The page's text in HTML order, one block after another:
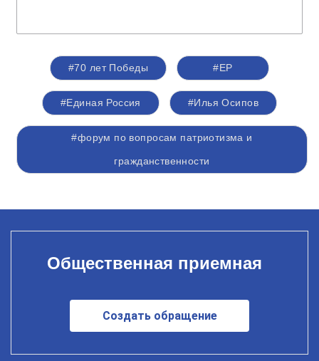
#70 лет Победы #ЕР
#Единая Россия #Илья Осипов
#форум по вопросам патриотизма и
гражданственности
Общественная приемная
Создать обращение